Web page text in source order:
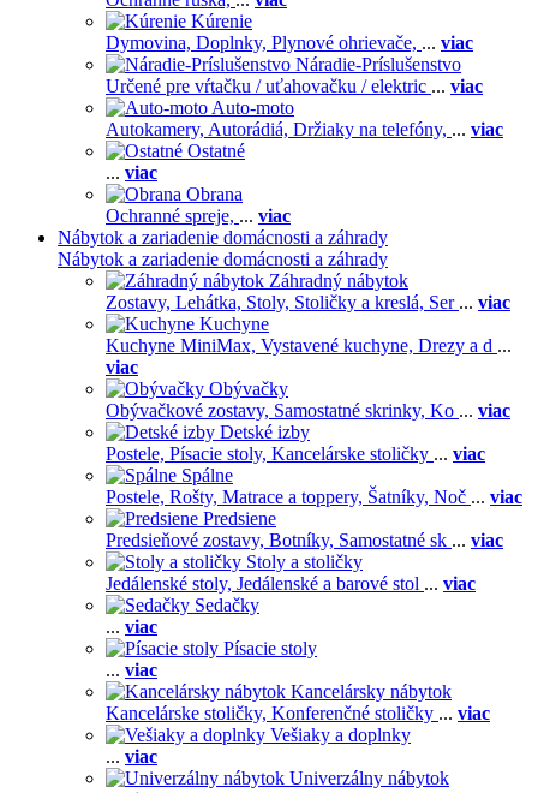
Kúrenie
Dymovina, Doplnky, Plynové ohrievače, ... viac
Náradie-Príslušenstvo
Určené pre vŕtačku / uťahovačku / elektric ... viac
Auto-moto
Autokamery, Autorádiá, Držiaky na telefóny, ... viac
Ostatné
... viac
Obrana
Ochranné spreje, ... viac
Nábytok a zariadenie domácnosti a záhrady
Nábytok a zariadenie domácnosti a záhrady
Záhradný nábytok
Zostavy, Lehátka, Stoly, Stoličky a kreslá, Ser ... viac
Kuchyne
Kuchyne MiniMax, Vystavené kuchyne, Drezy a d ...
viac
Obývačky
Obývačkové zostavy, Samostatné skrinky, Ko ... viac
Detské izby
Postele, Písacie stoly, Kancelárske stoličky ... viac
Spálne
Postele, Rošty, Matrace a toppery, Šatníky, Noč ... viac
Predsiene
Predsieňové zostavy, Botníky, Samostatné sk ... viac
Stoly a stoličky
Jedálenské stoly, Jedálenské a barové stol ... viac
Sedačky
... viac
Písacie stoly
... viac
Kancelársky nábytok
Kancelárske stoličky, Konferenčné stoličky ... viac
Vešiaky a doplnky
... viac
Univerzálny nábytok